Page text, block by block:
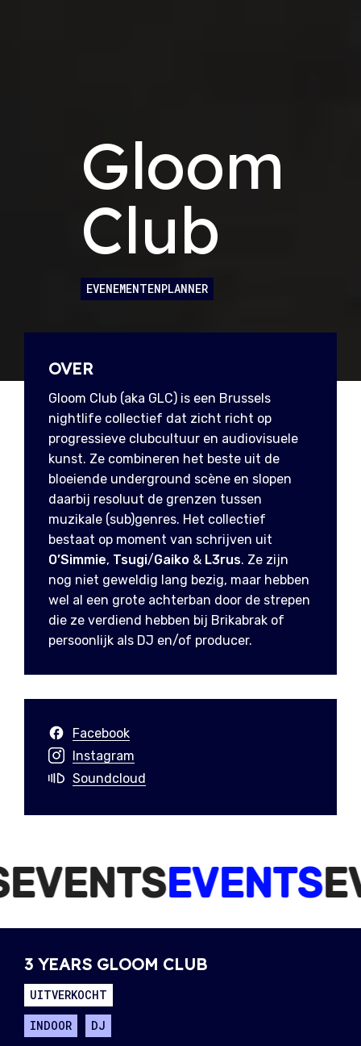
Gloom
Club
EVENEMENTENPLANNER
OVER
Gloom Club (aka GLC) is een Brussels
nightlife collectief dat zicht richt op
progressieve clubcultuur en audiovisuele
kunst. Ze combineren het beste uit de
bloeiende underground scène en slopen
daarbij resoluut de grenzen tussen
muzikale (sub)genres. Het collectief
bestaat op moment van schrijven uit
O’Simmie, Tsugi/Gaiko & L3rus. Ze zijn
nog niet geweldig lang bezig, maar hebben
wel al een grote achterban door de strepen
die ze verdiend hebben bij Brikabrak of
persoonlijk als DJ en/of producer.
Facebook
Instagram
Soundcloud
EVENTS
3 YEARS GLOOM CLUB
UITVERKOCHT
INDOOR
DJ